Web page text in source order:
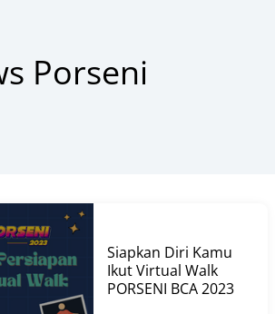
Porseni
Siapkan Diri Kamu
Ikut Virtual Walk
PORSENI BCA 2023